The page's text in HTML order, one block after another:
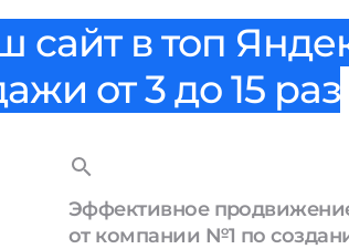
в топ
от 3 до 15 раз
Эффективное
от компании №1 по